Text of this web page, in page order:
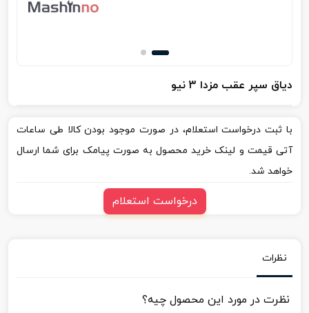
دیاق سپر عقب مزدا 3 نیو
با ثبت درخواست استعلام، در صورت موجود بودن کالا طی ساعات
آتی قیمت و لینک خرید محصول به صورت پیامک برای شما ارسال
خواهد شد.
درخواست استعلام
نظرات
نظرت در مورد این محصول چیه؟